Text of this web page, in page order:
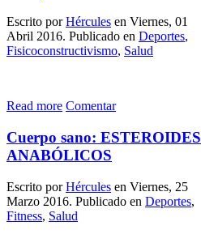
Escrito porHércules en Viernes, 01
Abril 2016. Publicado en Deportes,
Fisicoconstructivismo, Salud
Read more Comentar
Cuerpo sano: ESTEROIDES
ANABÓLICOS
Escrito porHércules en Viernes, 25
Marzo 2016. Publicado en Deportes,
Fitness, Salud